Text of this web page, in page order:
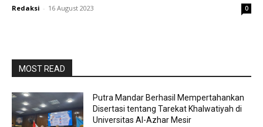
Redaksi - 16 August 2023 0
MOST READ
Putra Mandar Berhasil Mempertahankan
Disertasi tentang Tarekat Khalwatiyah di
Universitas Al-Azhar Mesir